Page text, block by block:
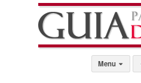
Menu